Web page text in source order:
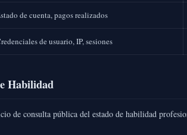
de cuenta, pagos realizados
de usuario, IP, sesiones
Habilidad
de consulta pública del estado de habilidad